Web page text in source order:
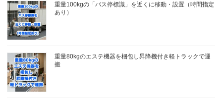
重量100kgの「バス停標識」を近くに移動・設置（時間指定
あり）
重量80kgのエステ機器を梱包し昇降機付き軽トラックで運
搬